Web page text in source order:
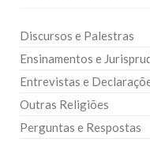
Discursos e Palestras
Ensinamentos e
Entrevistas e
Outras Religiões
Perguntas e Respostas